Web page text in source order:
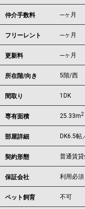
仲介手数料 ---ヶ月
フリーレント ---ヶ月
更新料 ---ヶ月
所在階/向き 5階/西
間取り 1DK
専有面積 25.33m2
部屋詳細 DK6.5帖
契約形態 普通賃
保証会社 利用必須
ペット飼育 不可